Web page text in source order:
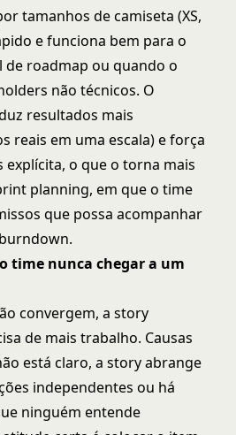
tamanhos de camiseta (XS,
e funciona bem para o
de roadmap ou quando o
não técnicos. O
resultados mais
reais em uma escala) e força
explícita, o que o torna mais
planning, em que o time
que possa acompanhar
.
time nunca chegar a um
convergem, a story
de mais trabalho. Causas
está claro, a story abrange
independentes ou há
ninguém entende